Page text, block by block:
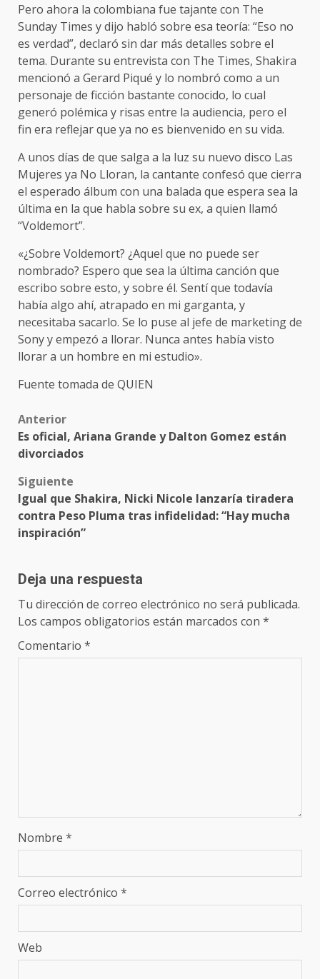
Pero ahora la colombiana fue tajante con The
Sunday Times y dijo habló sobre esa teoría: “Eso no
es verdad”, declaró sin dar más detalles sobre el
tema. Durante su entrevista con The Times, Shakira
mencionó a Gerard Piqué y lo nombró como a un
personaje de ficción bastante conocido, lo cual
generó polémica y risas entre la audiencia, pero el
fin era reflejar que ya no es bienvenido en su vida.
A unos días de que salga a la luz su nuevo disco Las
Mujeres ya No Lloran, la cantante confesó que cierra
el esperado álbum con una balada que espera sea la
última en la que habla sobre su ex, a quien llamó
“Voldemort”.
«¿Sobre Voldemort? ¿Aquel que no puede ser
nombrado? Espero que sea la última canción que
escribo sobre esto, y sobre él. Sentí que todavía
había algo ahí, atrapado en mi garganta, y
necesitaba sacarlo. Se lo puse al jefe de marketing de
Sony y empezó a llorar. Nunca antes había visto
llorar a un hombre en mi estudio».
Fuente tomada de QUIEN
Post
navigation
Anterior
Es oficial, Ariana Grande y Dalton Gomez están
divorciados
Siguiente
Igual que Shakira, Nicki Nicole lanzaría tiradera
contra Peso Pluma tras infidelidad: “Hay mucha
inspiración”
Deja una respuesta
Tu dirección de correo electrónico no será publicada.
Los campos obligatorios están marcados con *
Comentario *
Nombre *
Correo electrónico *
Web